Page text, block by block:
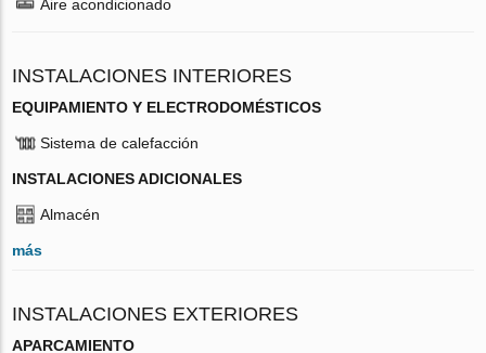
Aire acondicionado
INSTALACIONES INTERIORES
EQUIPAMIENTO Y ELECTRODOMÉSTICOS
Sistema de calefacción
INSTALACIONES ADICIONALES
Almacén
más
INSTALACIONES EXTERIORES
APARCAMIENTO